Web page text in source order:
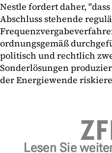
Nestle fordert daher,
Abschluss stehende
ordnungsgemäß
politisch und rechtlich
Sonderlösungen
der Energiewende
Lesen Sie